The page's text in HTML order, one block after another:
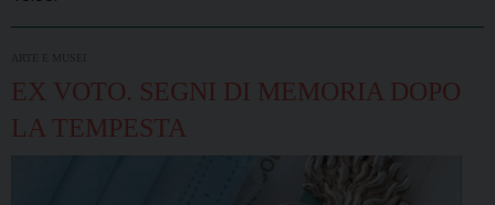
EX VOTO. SEGNI DI MEMORIA DOPO
LA TEMPESTA